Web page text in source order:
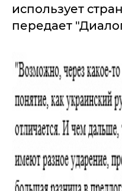
использует
передает